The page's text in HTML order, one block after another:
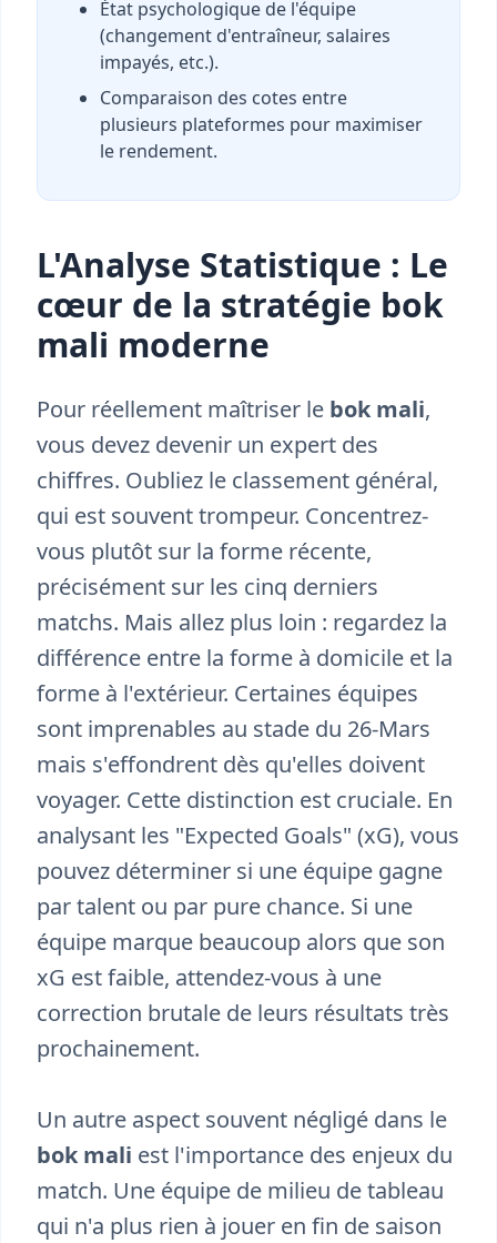
État psychologique de l'équipe
(changement d'entraîneur, salaires
impayés, etc.).
Comparaison des cotes entre
plusieurs plateformes pour maximiser
le rendement.
L'Analyse Statistique : Le
cœur de la stratégie bok
mali moderne
Pour réellement maîtriser le bok mali,
vous devez devenir un expert des
chiffres. Oubliez le classement général,
qui est souvent trompeur. Concentrez-
vous plutôt sur la forme récente,
précisément sur les cinq derniers
matchs. Mais allez plus loin : regardez la
différence entre la forme à domicile et la
forme à l'extérieur. Certaines équipes
sont imprenables au stade du 26-Mars
mais s'effondrent dès qu'elles doivent
voyager. Cette distinction est cruciale. En
analysant les "Expected Goals" (xG), vous
pouvez déterminer si une équipe gagne
par talent ou par pure chance. Si une
équipe marque beaucoup alors que son
xG est faible, attendez-vous à une
correction brutale de leurs résultats très
prochainement.
Un autre aspect souvent négligé dans le
bok mali est l'importance des enjeux du
match. Une équipe de milieu de tableau
qui n'a plus rien à jouer en fin de saison